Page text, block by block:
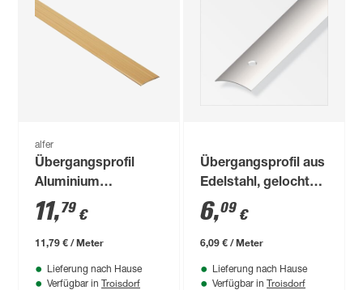
alfer
Übergangsprofil
Aluminium
ahornfarben 1000 x
37 mm
11,79 €
11,79 € / Meter
Lieferung nach Hause
Verfügbar in Troisdorf
Übergangsprofil aus
Edelstahl, gelocht
1000 x 30 x 4 mm
6,09 €
6,09 € / Meter
Lieferung nach Hause
Verfügbar in Troisdorf